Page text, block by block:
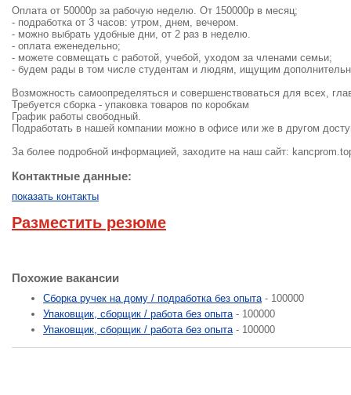
Оплата от 50000р за рабочую неделю. От 150000р в месяц;
- подработка от 3 часов: утром, днем, вечером.
- можно выбрать удобные дни, от 2 раз в неделю.
- оплата еженедельно;
- можете совмещать с работой, учебой, уходом за членами семьи;
- будем рады в том числе студентам и людям, ищущим
Возможность самоопределяться и совершенствоваться для всех,
Требуется сборка - упаковка товаров по коробкам
График работы свободный.
Подработать в нашей компании можно в офисе или же в другом
За более подробной информацией, заходите на наш сайт:
Контактные данные:
показать контакты
Разместить резюме
Похожие вакансии
Сборка ручек на дому / подработка без опыта- 100000
Упаковщик, сборщик / работа без опыта- 100000
Упаковщик, сборщик / работа без опыта- 100000